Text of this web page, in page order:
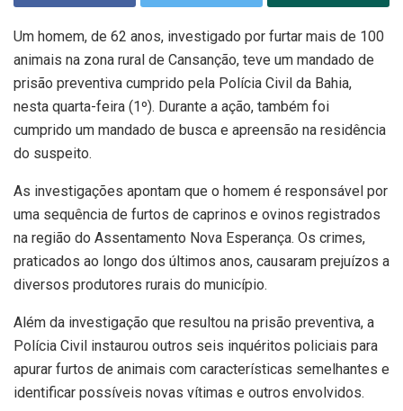
Um homem, de 62 anos, investigado por furtar mais de 100
animais na zona rural de Cansanção, teve um mandado de
prisão preventiva cumprido pela Polícia Civil da Bahia,
nesta quarta-feira (1º). Durante a ação, também foi
cumprido um mandado de busca e apreensão na residência
do suspeito.
As investigações apontam que o homem é responsável por
uma sequência de furtos de caprinos e ovinos registrados
na região do Assentamento Nova Esperança. Os crimes,
praticados ao longo dos últimos anos, causaram prejuízos a
diversos produtores rurais do município.
Além da investigação que resultou na prisão preventiva, a
Polícia Civil instaurou outros seis inquéritos policiais para
apurar furtos de animais com características semelhantes e
identificar possíveis novas vítimas e outros envolvidos.